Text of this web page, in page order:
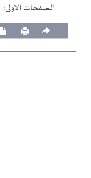
الصفحات الاولى: